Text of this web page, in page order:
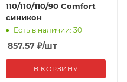
110/110/110/90 Comfort
синикон
Есть в наличии: 30
857.57₽/шт
В КОРЗИНУ